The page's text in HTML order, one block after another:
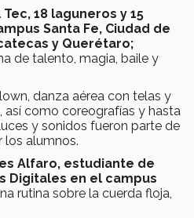
18 laguneros y 15
Santa Fe, Ciudad de
y Querétaro;
de talento, magia, baile y
danza aérea con telas y
así como coreografías y hasta
y sonidos fueron parte de
los alumnos.
Alfaro, estudiante de
Digitales en el campus
rutina sobre la cuerda floja,